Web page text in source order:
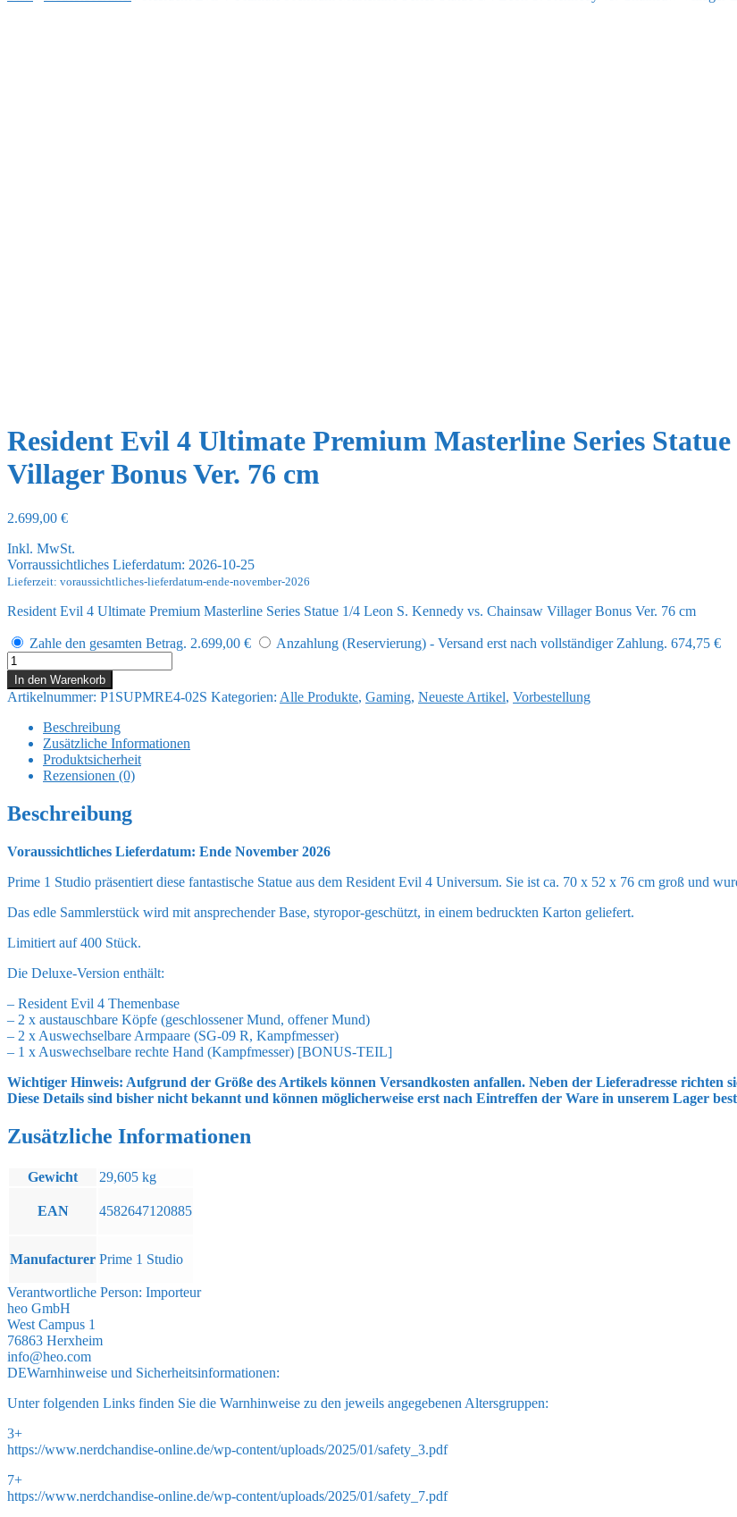
Resident Evil 4 Ultimate Premium Masterline Series
Villager Bonus Ver. 76 cm
2.699,00 €
Inkl. MwSt.
Vorraussichtliches Lieferdatum: 2026-10-25
Lieferzeit: voraussichtliches-lieferdatum-ende-november-2026
Resident Evil 4 Ultimate Premium Masterline Series Statue 1/4 Leon S. Kennedy vs. Chainsaw Villager Bonus Ver. 76 cm
Zahle den gesamten Betrag. 2.699,00 € Anzahlung (Reservierung) - Versand erst nach vollständiger Zahlung. 674,75 €
Resident
Evil
4
Ultimate
Premium
Masterline
Series
Statue
Leon
S.
vs.
Villager
Ver.
cm
In den Warenkorb
Artikelnummer: P1SUPMRE4-02S Kategorien: Alle Produkte, Gaming, Neueste Artikel, Vorbestellung
Beschreibung
Zusätzliche Informationen
Produktsicherheit
Rezensionen (0)
Beschreibung
Voraussichtliches Lieferdatum: Ende November 2026
Prime 1 Studio präsentiert diese fantastische Statue aus dem Resident Evil 4 Universum. Sie ist ca. 70 x 52 x 76 cm groß und
Das edle Sammlerstück wird mit ansprechender Base, styropor-geschützt, in einem bedruckten Karton geliefert.
Limitiert auf 400 Stück.
Die Deluxe-Version enthält:
– Resident Evil 4 Themenbase
– 2 x austauschbare Köpfe (geschlossener Mund, offener Mund)
– 2 x Auswechselbare Armpaare (SG-09 R, Kampfmesser)
– 1 x Auswechselbare rechte Hand (Kampfmesser) [BONUS-TEIL]
Wichtiger Hinweis: Aufgrund der Größe des Artikels können Versandkosten anfallen. Neben der Lieferadresse richten
Diese Details sind bisher nicht bekannt und können möglicherweise erst nach Eintreffen der Ware in unserem Lager
Zusätzliche Informationen
Gewicht 29,605 kg
EAN 4582647120885
Manufacturer Prime 1 Studio
Verantwortliche Person: Importeur
heo GmbH
West Campus 1
76863 Herxheim
info@heo.com
DEWarnhinweise und Sicherheitsinformationen:
Unter folgenden Links finden Sie die Warnhinweise zu den jeweils angegebenen Altersgruppen:
3+
https://www.nerdchandise-online.de/wp-content/uploads/2025/01/safety_3.pdf
7+
https://www.nerdchandise-online.de/wp-content/uploads/2025/01/safety_7.pdf